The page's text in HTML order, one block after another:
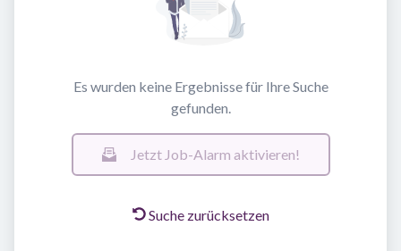
Es wurden keine Ergebnisse für Ihre Suche
gefunden.
Jetzt Job-Alarm aktivieren!
Suche zurücksetzen